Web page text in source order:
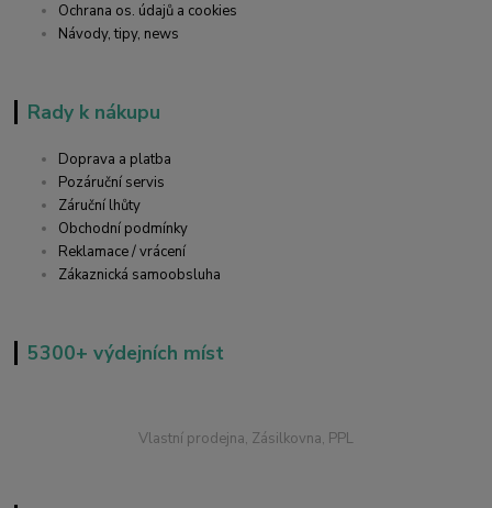
Ochrana os. údajů a cookies
Návody, tipy, news
Rady k nákupu
Doprava a platba
Pozáruční servis
Záruční lhůty
Obchodní podmínky
Reklamace / vrácení
Zákaznická samoobsluha
5300+ výdejních míst
Vlastní prodejna, Zásilkovna, PPL